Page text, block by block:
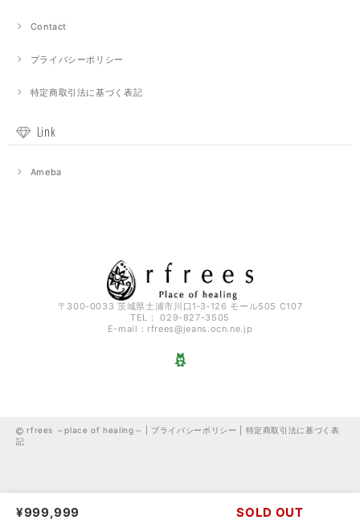
Contact
プライバシーポリシー
特定商取引法に基づく表記
Link
Ameba
〒300-0033 茨城県土浦市川口1‐3‐126 モール505 C107
TEL： 029-827-3505
E-mail： rfrees@jeans.ocn.ne.jp
rfrees ～place of healing～ | プライバシーポリシー
特定商取引法に基づく表
記
¥999,999 SOLD OUT